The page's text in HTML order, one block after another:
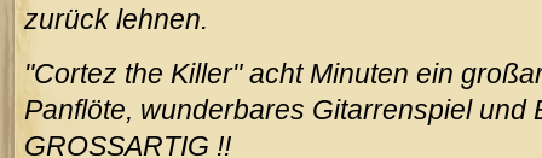
zurück lehnen.
"Cortez the Killer" acht Minuten ein
Panflöte, wunderbares Gitarrenspiel und
GROSSARTIG !!